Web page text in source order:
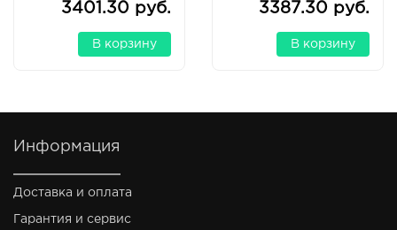
3401.30 руб.
В корзину
3387.30 руб.
В корзину
Информация
Доставка и оплата
Гарантия и сервис